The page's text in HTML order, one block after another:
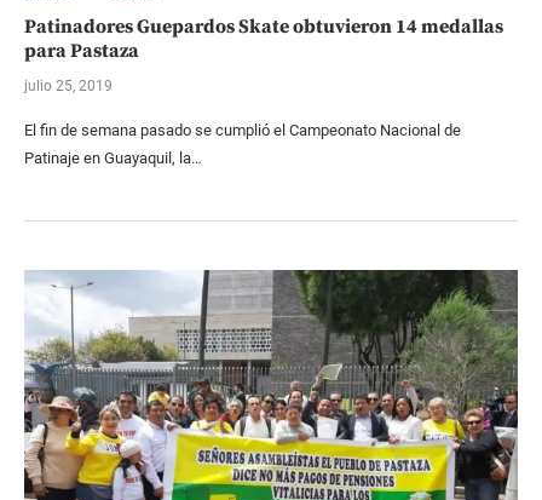
Patinadores Guepardos Skate obtuvieron 14 medallas
para Pastaza
julio 25, 2019
El fin de semana pasado se cumplió el Campeonato Nacional de
Patinaje en Guayaquil, la…